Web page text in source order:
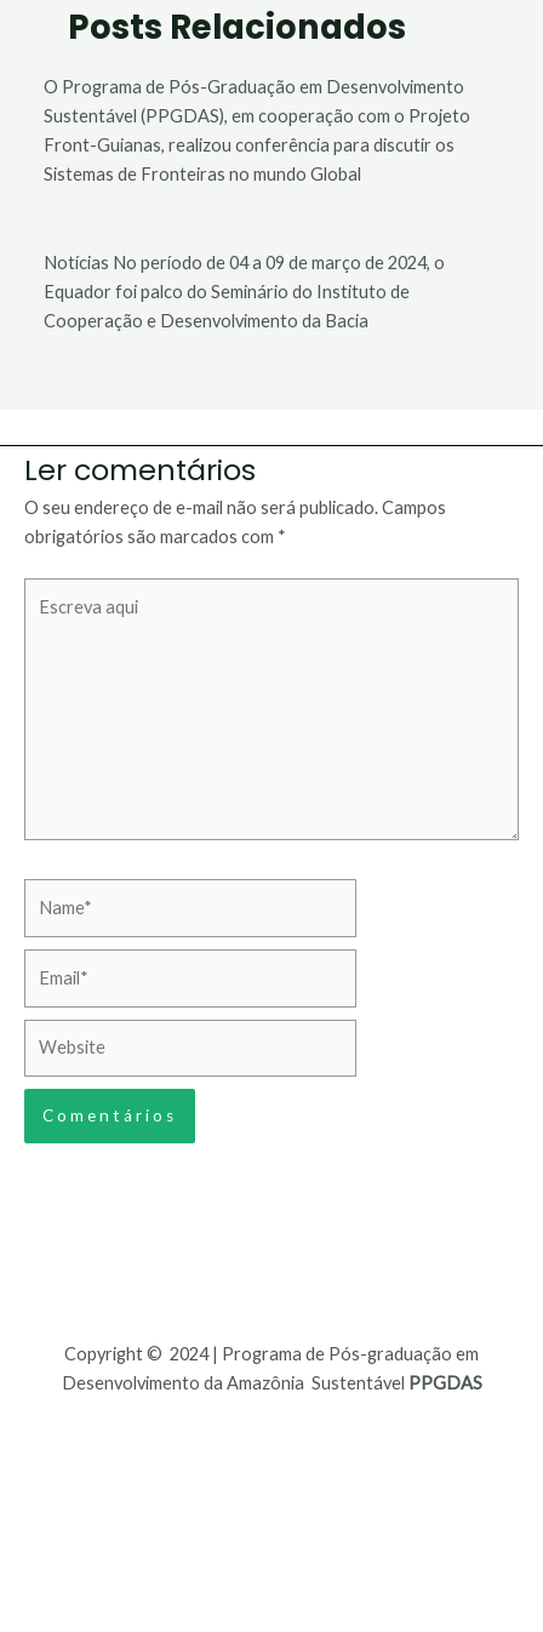
Posts Relacionados
O Programa de Pós-Graduação em Desenvolvimento
Sustentável (PPGDAS), em cooperação com o Projeto
Front-Guianas, realizou conferência para discutir os
Sistemas de Fronteiras no mundo Global
Notícias No período de 04 a 09 de março de 2024, o
Equador foi palco do Seminário do Instituto de
Cooperação e Desenvolvimento da Bacia
Ler comentários
O seu endereço de e-mail não será publicado.Campos
obrigatórios são marcados com *
aqui
Copyright © 2024 | Programa de Pós-graduação em
Desenvolvimento da Amazônia Sustentável PPGDAS